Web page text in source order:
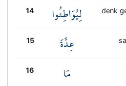
14 لِيُوَاطِئُوا denk
15 عِدَّةَ
16 مَا